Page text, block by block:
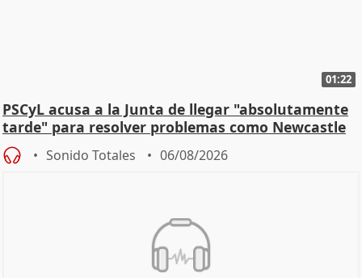
01:22
PSCyL acusa a la Junta de llegar "absolutamente
tarde" para resolver problemas como Newcastle
Sonido Totales 06/08/2026